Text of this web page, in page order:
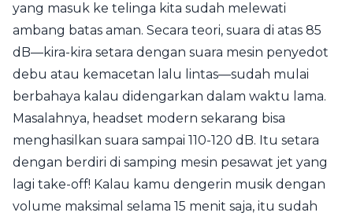
yang masuk ke telinga kita sudah melewati
ambang batas aman. Secara teori, suara di atas 85
dB—kira-kira setara dengan suara mesin penyedot
debu atau kemacetan lalu lintas—sudah mulai
berbahaya kalau didengarkan dalam waktu lama.
Masalahnya, headset modern sekarang bisa
menghasilkan suara sampai 110-120 dB. Itu setara
dengan berdiri di samping mesin pesawat jet yang
lagi take-off! Kalau kamu dengerin musik dengan
volume maksimal selama 15 menit saja, itu sudah